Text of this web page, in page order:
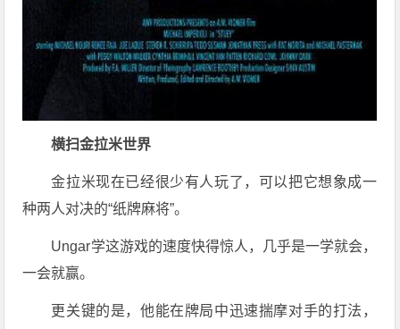
横扫金拉米世界
金拉米现在已经很少有人玩了，可以把它想象成一
种两人对决的“纸牌麻将”。
Ungar学这游戏的速度快得惊人，几乎是一学就会，
一会就赢。
更关键的是，他能在牌局中迅速揣摩对手的打法，